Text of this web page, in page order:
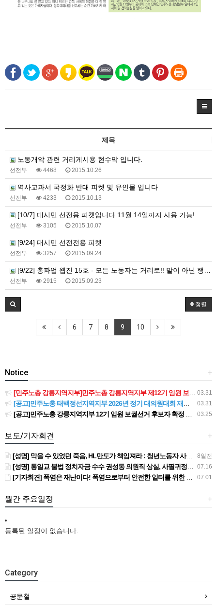
제목
노동개악 관련 거리게시용 현수막 입니다.
선전부 4468 2015.10.26
역사교과서 국정화 반대 피켓 및 유인물 입니다
선전부 4233 2015.10.13
[10/7] 대시민 선전용 피켓입니다.11월 14일까지 사용 가능!
선전부 3105 2015.10.07
[9/24] 대시민 선전전용 피켓
선전부 3257 2015.09.24
[9/22] 총파업 웹진 15호 - 모든 노동자는 거리로!! 말이 아닌 행동으로!!
선전부 2915 2015.09.23
정렬
6 7 8 9 10
+
Notice
03.31
[민주노총 강릉지역지부]민주노총 강릉지역지부 제12기 임원 보궐선거결과 공고
03.31
[공고]민주노총 태백정선지역지부 2026년 정기 대의원대회 재소집 건
03.25
[공고]민주노총 강릉지역지부 12기 임원 보궐선거 후보자 확정 공고
+
보도/기자회견
8일전
[성명] 막을 수 있었던 죽음, HL만도가 책임져라 : 청년노동자 사망사고의 철저한 진상규명과 재발방지 대책 마련하라
07.16
[성명] 통일교 불법 정치자금 수수 권성동 의원직 상실, 사필귀정이다
07.01
[기자회견] 폭염은 재난이다! 폭염으로부터 안전한 일터를 위한 민주노총 강원지역본부 폭염감시단 선포 기자회견
+
월간 주요일정
등록된 일정이 없습니다.
Category
공문철